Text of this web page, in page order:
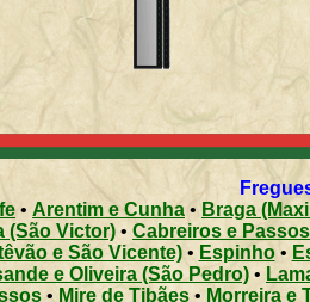
• Arentim e Cunha • Braga
(São Victor) • Cabreiros e
e São Vicente)• Espinho•
e Oliveira (São Pedro) •
• Mire de Tibães• Morreira e